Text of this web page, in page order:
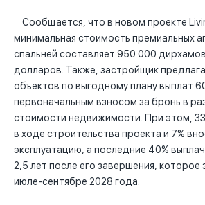
Сообщается, что в новом проекте
минимальная стоимость премиальных
спальней составляет 950 000
долларов. Также, застройщик
объектов по выгодному плану выплат
первоначальным взносом за бронь в
стоимости недвижимости. При этом,
в ходе строительства проекта и 7%
эксплуатацию, а последние 40%
2,5 лет после его завершения, которое
июле-сентябре 2028 года.